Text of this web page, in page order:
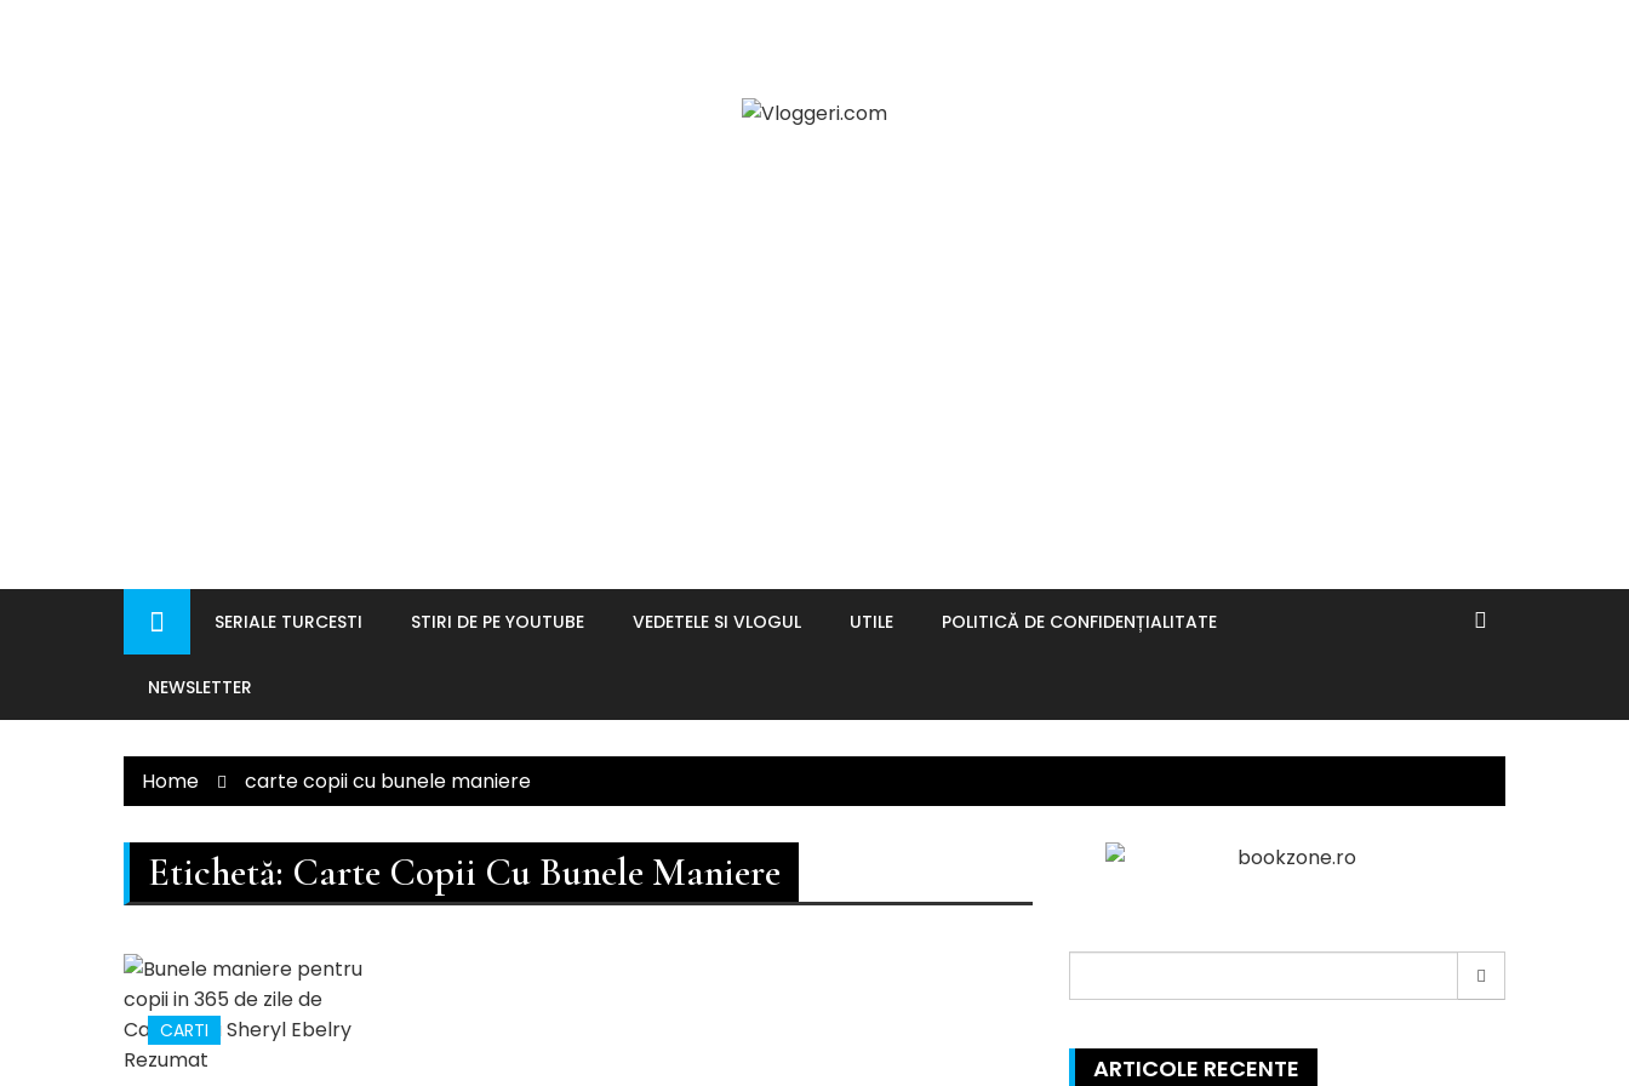
SERIALE TURCESTI STIRI DE PE YOUTUBE VEDETELE SI VLOGUL UTILE POLITICĂ DE CONFIDENȚIALITATE
NEWSLETTER
Home carte copii cu bunele maniere
Etichetă: Carte Copii Cu Bunele Maniere
CARTI
for:
ARTICOLE RECENTE